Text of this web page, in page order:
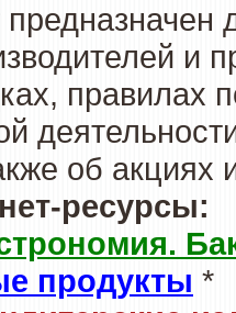
и
правилах
об
ресурсы:
продукты *